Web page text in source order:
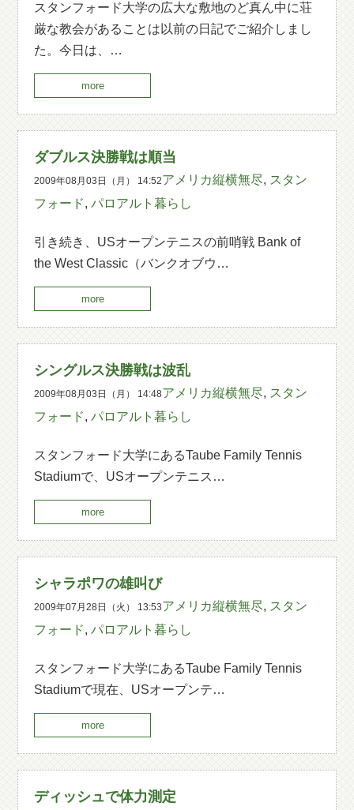
スタンフォード大学の広大な敷地のど真ん中に荘
厳な教会があることは以前の日記でご紹介しまし
た。今日は、…
more
ダブルス決勝戦は順当
2009年08月03日（月） 14:52アメリカ縦横無尽, スタン
フォード,パロアルト暮らし
引き続き、USオープンテニスの前哨戦 Bank of
the West Classic（バンクオブウ…
more
シングルス決勝戦は波乱
2009年08月03日（月） 14:48アメリカ縦横無尽, スタン
フォード,パロアルト暮らし
スタンフォード大学にあるTaube Family Tennis
Stadiumで、USオープンテニス…
more
シャラポワの雄叫び
2009年07月28日（火） 13:53アメリカ縦横無尽, スタン
フォード,パロアルト暮らし
スタンフォード大学にあるTaube Family Tennis
Stadiumで現在、USオープンテ…
more
ディッシュで体力測定